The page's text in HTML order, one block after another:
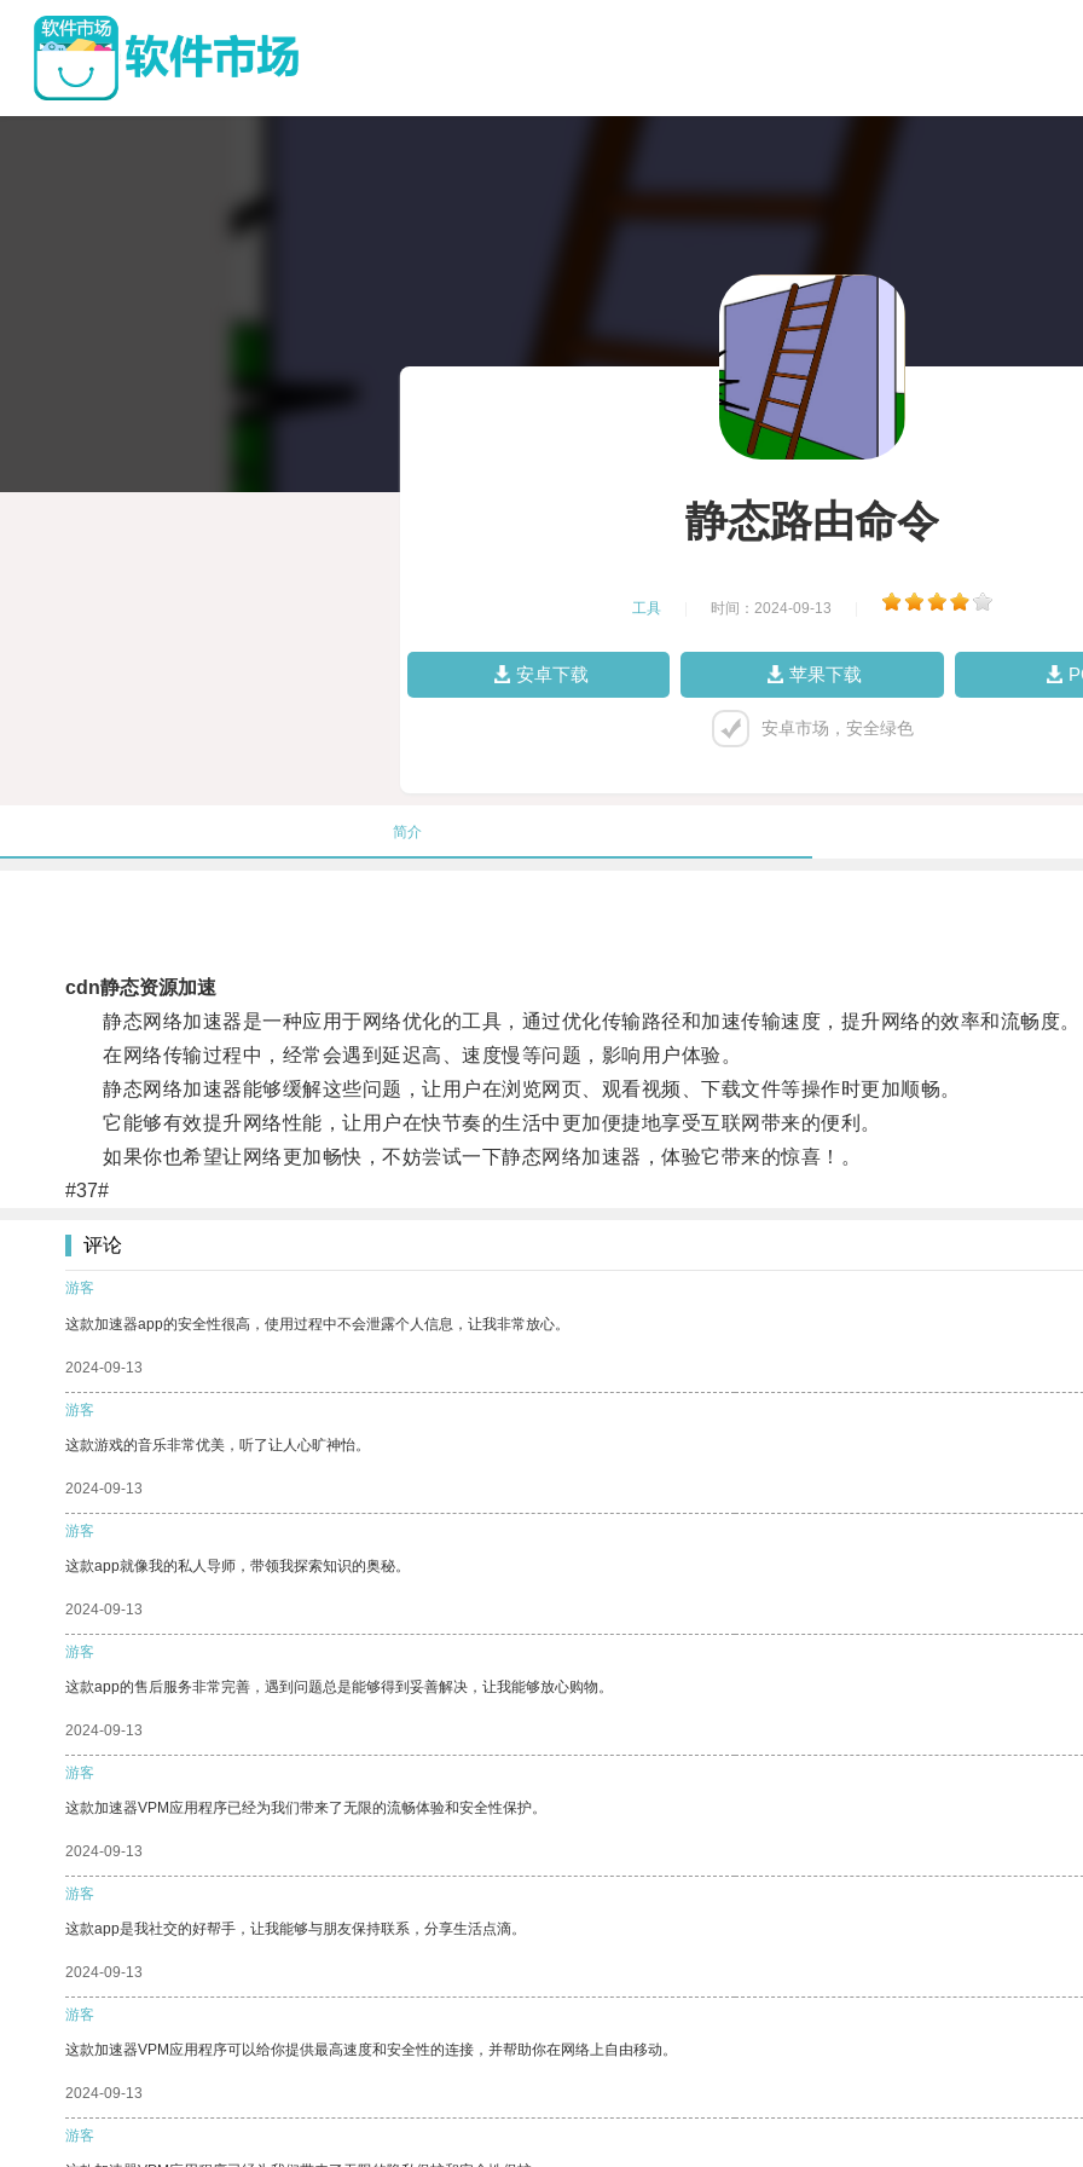
静态路由命令
工具 时间：2024-09-13
安卓下载 苹果下载
安卓市场，安全绿色
简介
cdn静态资源加速
静态网络加速器是一种应用于网络优化的工具，通过优化传输路径和加速传输速度，提升网络的效率和流畅度。
在网络传输过程中，经常会遇到延迟高、速度慢等问题，影响用户体验。
静态网络加速器能够缓解这些问题，让用户在浏览网页、观看视频、下载文件等操作时更加顺畅。
它能够有效提升网络性能，让用户在快节奏的生活中更加便捷地享受互联网带来的便利。
如果你也希望让网络更加畅快，不妨尝试一下静态网络加速器，体验它带来的惊喜！。
#37#
评论
游客
这款加速器app的安全性很高，使用过程中不会泄露个人信息，让我非常放心。
2024-09-13
游客
这款游戏的音乐非常优美，听了让人心旷神怡。
2024-09-13
游客
这款app就像我的私人导师，带领我探索知识的奥秘。
2024-09-13
游客
这款app的售后服务非常完善，遇到问题总是能够得到妥善解决，让我能够放心购物。
2024-09-13
游客
这款加速器VPM应用程序已经为我们带来了无限的流畅体验和安全性保护。
2024-09-13
游客
这款app是我社交的好帮手，让我能够与朋友保持联系，分享生活点滴。
2024-09-13
游客
这款加速器VPM应用程序可以给你提供最高速度和安全性的连接，并帮助你在网络上自由移动。
2024-09-13
游客